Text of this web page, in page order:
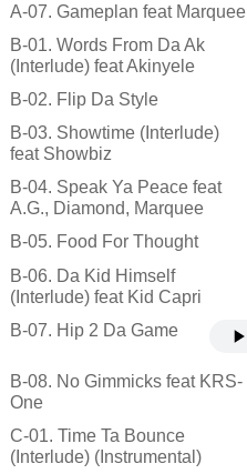
A-07. Gameplan feat Marquee
B-01. Words From Da Ak
(Interlude) feat Akinyele
B-02. Flip Da Style
B-03. Showtime (Interlude)
feat Showbiz
B-04. Speak Ya Peace feat
A.G., Diamond, Marquee
B-05. Food For Thought
B-06. Da Kid Himself
(Interlude) feat Kid Capri
B-07. Hip 2 Da Game
B-08. No Gimmicks feat KRS-
One
C-01. Time Ta Bounce
(Interlude) (Instrumental)